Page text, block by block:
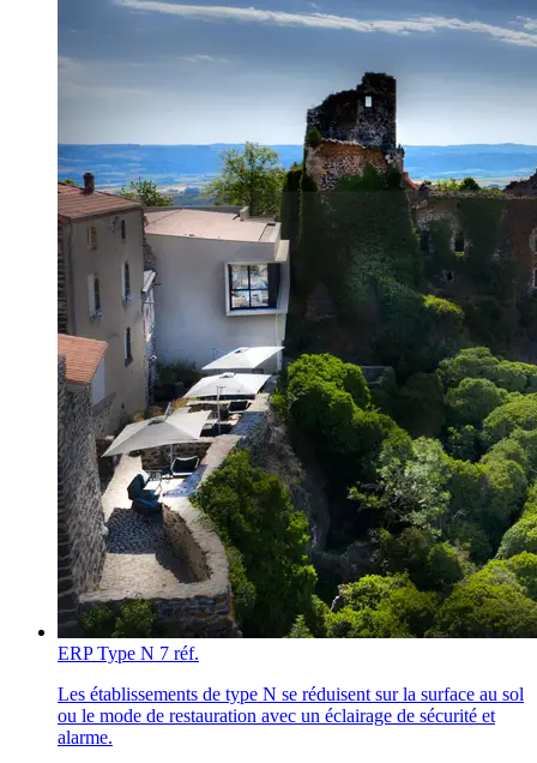
ERP Type N 7 réf.
Les établissements de type N se réduisent sur la surface au sol
ou le mode de restauration avec un éclairage de sécurité et
alarme.